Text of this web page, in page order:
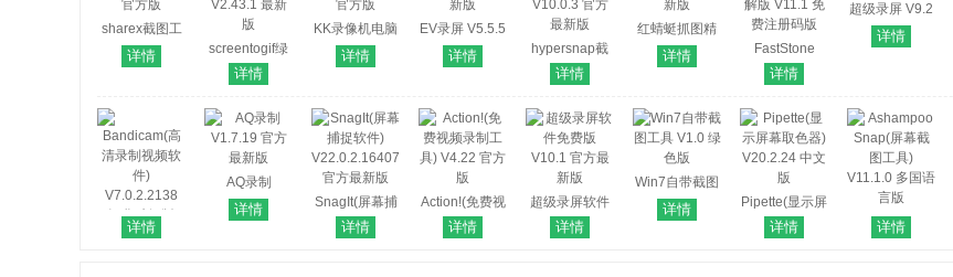
sharex截图工
具 V21.0.0 官
方版
详情
screentogif绿
色便携版
V2.43.1 最新
详情
KK录像机电脑
版 V2.9.9.9 官
方版
详情
EV录屏 V5.5.5
官方最新版
详情
hypersnap截
图工具
V10.0.3 官方
最新版
详情
红蜻蜓抓图精
灵 V3.16 最新
版
详情
FastStone
Capture中文破
解版 V11.1 免
费注册码版
详情
超级录屏 V9.2
官方版
详情
Bandicam(高
详情
AQ录制
V1.7.19 官方
最新版
详情
SnagIt(屏幕捕
捉软件)
V22.0.2.16407
详情
Action!(免费视
频录制工具)
V4.22 官方版
详情
超级录屏软件
免费版 V10.1
官方最新版
详情
Win7自带截图
工具 V1.0 绿色
版
详情
Pipette(显示屏
幕取色器)
V20.2.24 中文
详情
Ashampoo
Snap(屏幕截
详情